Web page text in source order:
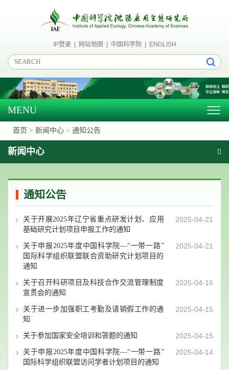
IP登录| 网站地图 中国科学院| ENGLISH
MENU
首页 > 新闻中心 > 通知公告
新闻中心
通知公告
2025-04-21
关于开展2025年辽宁省重点研发计划、应用
基础研究计划项目申报工作的通知
2025-04-21
关于申报2025年度中国科学院—“一带一路”
国际科学组织联盟联合资助研究计划项目的
通知
2025-04-16
关于召开科研项目及科技合作交流管理制度
宣贯会的通知
2025-04-15
关于进一步加强职工考勤及请销假工作的通
知
2025-04-15
关于参加国家安全培训和答题的通知
2025-04-14
关于申报2025年度中国科学院—“一带一路”
国际科学组织联盟访问学者计划项目的通知